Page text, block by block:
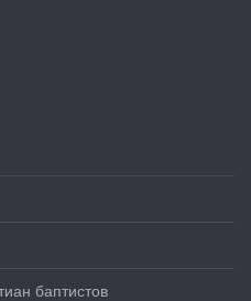
баптистов